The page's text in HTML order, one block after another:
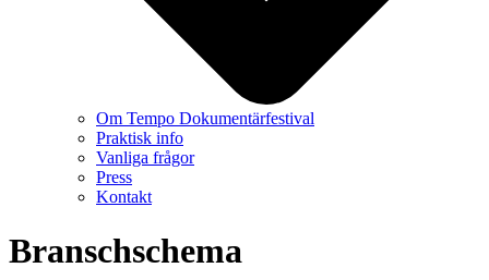
Om Tempo Dokumentärfestival
Praktisk info
Vanliga frågor
Press
Kontakt
Branschschema